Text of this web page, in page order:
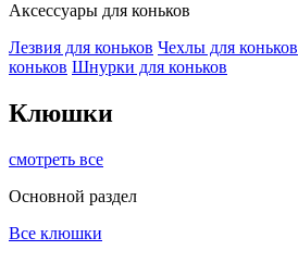
Аксессуары для коньков
Лезвия для коньков Чехлы для коньков
коньков Шнурки для коньков
Клюшки
смотреть все
Основной раздел
Все клюшки